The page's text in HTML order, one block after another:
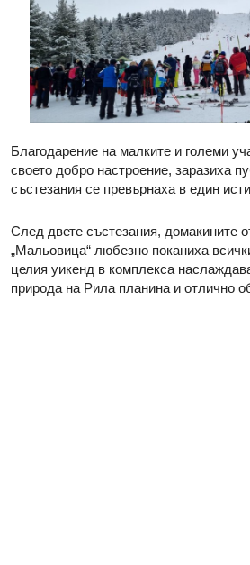
Благодарение на малките и големи
своето добро настроение, заразиха
състезания се превърнаха в един
След двете състезания, домакините
„Мальовица“ любезно поканиха
целия уикенд в комплекса
природа на Рила планина и отлично